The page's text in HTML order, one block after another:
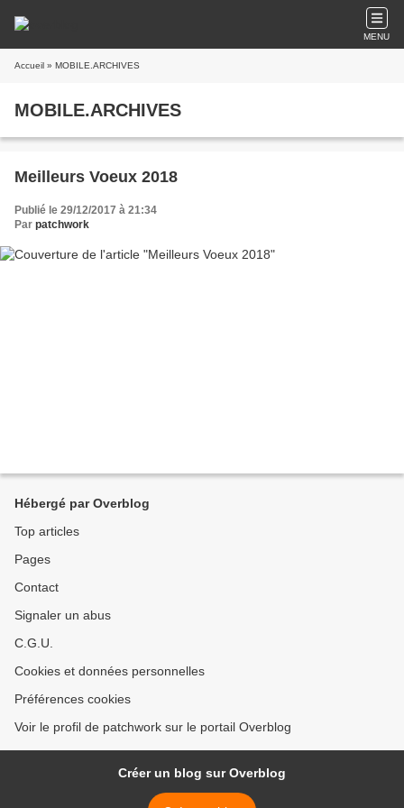
MENU
Accueil » MOBILE.ARCHIVES
MOBILE.ARCHIVES
Meilleurs Voeux 2018
Publié le 29/12/2017 à 21:34
Par patchwork
Hébergé par Overblog
Top articles
Pages
Contact
Signaler un abus
C.G.U.
Cookies et données personnelles
Préférences cookies
Voir le profil de patchwork sur le portail Overblog
Créer un blog sur Overblog